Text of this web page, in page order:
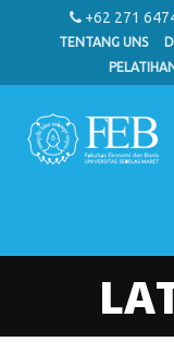
+62 271
TENTANG UNS